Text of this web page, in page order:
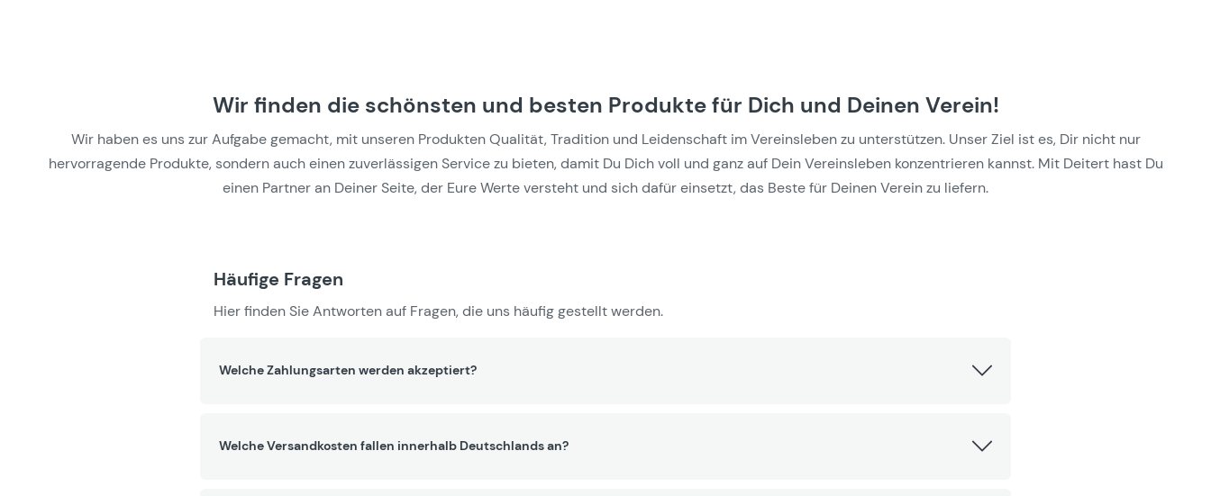
Wir finden die schönsten und besten Produkte für Dich und Deinen Verein!
Wir haben es uns zur Aufgabe gemacht, mit unseren Produkten Qualität, Tradition und Leidenschaft im Vereinsleben zu unterstützen. Unser Ziel ist es, Dir nicht nur
hervorragende Produkte, sondern auch einen zuverlässigen Service zu bieten, damit Du Dich voll und ganz auf Dein Vereinsleben konzentrieren kannst. Mit Deitert hast Du
einen Partner an Deiner Seite, der Eure Werte versteht und sich dafür einsetzt, das Beste für Deinen Verein zu liefern.
Häufige Fragen
Hier finden Sie Antworten auf Fragen, die uns häufig gestellt werden.
Welche Zahlungsarten werden akzeptiert?
Welche Versandkosten fallen innerhalb Deutschlands an?